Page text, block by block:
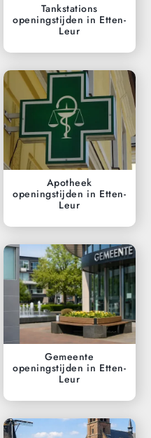
Tankstations
openingstijden in Etten-
Leur
Apotheek
openingstijden in Etten-
Leur
Gemeente
openingstijden in Etten-
Leur